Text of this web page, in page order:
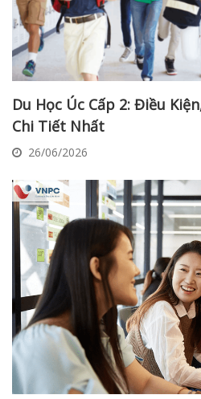
Du Học Úc Cấp 2: Điều
Chi Tiết Nhất
26/06/2026